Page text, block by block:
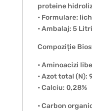
proteine
• Formulare:
• Ambalaj: 5 Litri
Compoziție
• Aminoacizi
• Azot total (N):
• Calciu: 0,28%
• Carbon